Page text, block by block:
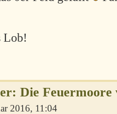
Lob!
Die Feuermoore
2016, 11:04